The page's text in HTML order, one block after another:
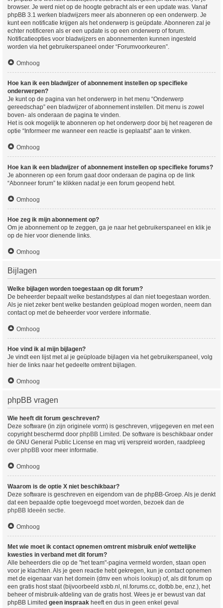
browser. Je werd niet op de hoogte gebracht als er een update was. Vanaf
phpBB 3.1 werken bladwijzers meer als abonneren op een onderwerp. Je
kunt een notificatie krijgen als het onderwerp is geüpdate. Abonneren zal je
echter notificeren als er een update is op een onderwerp of forum.
Notificatieopties voor bladwijzers en abonnementen kunnen ingesteld
worden via het gebruikerspaneel onder “Forumvoorkeuren”.
Omhoog
Hoe kan ik een bladwijzer of abonnement instellen op specifieke
onderwerpen?
Je kunt op de pagina van het onderwerp in het menu “Onderwerp
gereedschap” een bladwijzer of abonnement instellen. Dit menu is zowel
boven- als onderaan de pagina te vinden.
Het is ook mogelijk te abonneren op het onderwerp door bij het reageren de
optie “Informeer me wanneer een reactie is geplaatst” aan te vinken.
Omhoog
Hoe kan ik een bladwijzer of abonnement instellen op specifieke forums?
Je abonneren op een forum gaat door onderaan de pagina op de link
“Abonneer forum” te klikken nadat je een forum geopend hebt.
Omhoog
Hoe zeg ik mijn abonnement op?
Om je abonnement op te zeggen, ga je naar het gebruikerspaneel en klik je
op de hier voor dienende links.
Omhoog
Bijlagen
Welke bijlagen worden toegestaan op dit forum?
De beheerder bepaalt welke bestandstypes al dan niet toegestaan worden.
Als je niet zeker bent welke bestanden geüpload mogen worden, neem dan
contact op met de beheerder voor verdere informatie.
Omhoog
Hoe vind ik al mijn bijlagen?
Je vindt een lijst met al je geüploade bijlagen via het gebruikerspaneel, volg
hier de links naar het gedeelte omtrent bijlagen.
Omhoog
phpBB vragen
Wie heeft dit forum geschreven?
Deze software (in zijn originele vorm) is geschreven, vrijgegeven en met een
copyright beschermd door phpBB Limited . De software is beschikbaar onder
de GNU General Public License en mag vrij verspreid worden, raadpleeg
over phpBB voor meer informatie.
Omhoog
Waarom is de optie X niet beschikbaar?
Deze software is geschreven en eigendom van de phpBB-Groep. Als je denkt
dat een bepaalde optie toegevoegd moet worden, bezoek dan de
phpBB Ideeën sectie.
Omhoog
Met wie moet ik contact opnemen omtrent misbruik en/of wettelijke
kwesties in verband met dit forum?
Alle beheerders die op de "het team"-pagina vermeld worden, staan open
voor je klachten. Als je geen reactie hebt gekregen, kun je contact opnemen
met de eigenaar van het domein (dmv een whois lookup) of, als dit forum op
een gratis host staat (bijvoorbeeld xsbb.nl, nl.forums.cc, dotbb.be, enz.), het
beheer of misbruik-afdeling van de gratis host. Wees je er bewust van dat
phpBB Limited geen inspraak heeft en dus in geen enkel geval